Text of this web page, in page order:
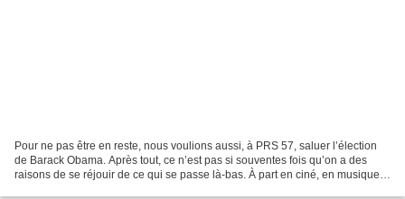
Pour ne pas être en reste, nous voulions aussi, à PRS 57, saluer l’élection
de Barack Obama. Après tout, ce n’est pas si souventes fois qu’on a des
raisons de se réjouir de ce qui se passe là-bas. À part en ciné, en musique